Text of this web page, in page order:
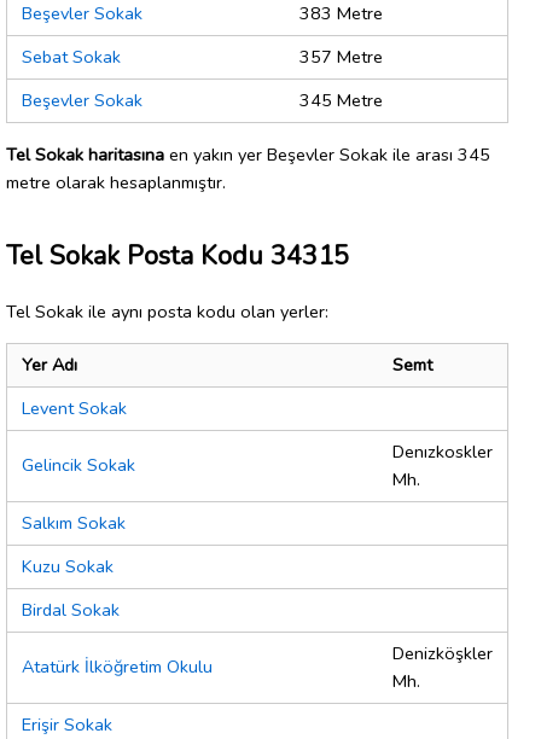
Beşevler Sokak
383 Metre
Sebat Sokak
357 Metre
Beşevler Sokak
345 Metre
Tel Sokak haritasına en yakın yer Beşevler Sokak ile arası 345
metre olarak hesaplanmıştır.
Tel Sokak Posta Kodu 34315
Tel Sokak ile aynı posta kodu olan yerler:
Yer Adı
Semt
Levent Sokak
Gelincik Sokak
Denızkoskler
Mh.
Salkım Sokak
Kuzu Sokak
Birdal Sokak
Atatürk İlköğretim Okulu
Denizköşkler
Mh.
Erişir Sokak